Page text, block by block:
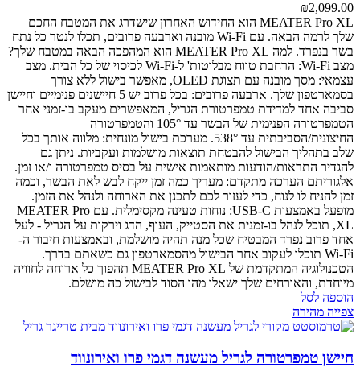
₪2,099.00
MEATER Pro XL הוא החידוש האחרון שישדרג את המטבח החכם
שלך לרמה הבאה. עם Wi-Fi מובנה וארבעה פרובים, תכלו לנטר כל נתח
בשר בנפרד. למה MEATER Pro XL הוא המהפכה הבאה במטבח שלך?
מצב Wi-Fi: הרחבת טווח מבלוטות' ל-Wi-Fi לכיסוי של כל הבית.
מצב
עצמאי: מסך מובנה עם תצוגת OLED, מאפשר בישול ללא צורך
בסמארטפון שלך.
ארבעה פרובים: בכל פרוב יש 5 חיישנים פנימיים וחיישן
סביבה אחד למדידת טמפרטורת הגריל, המאפשרים מעקב בו-זמני אחר
הטמפרטורה הפנימית של הבשר עד 105° והטמפרטורה
החיצונית/הסביבתית עד 538°.
מערכת בישול מונחית: מלווה אותך בכל
שלב בתהליך הבישול להבטחת תוצאות מושלמות ועקביות. ניתן גם
להגדיר התראות/הודעות מותאמות אישית על בסיס טמפרטורה ו/או זמן.
אלגוריתם הערכה מתקדם: מעריך כמה זמן ייקח לבש לאת הבשר, וכמה
זמן להניח לו לנוח, כדי לעזור לכם לתכנן את הארוחה ולנהל את הזמן.
מופעל באמצעות USB-C: נוחות טעינה מקסימלית.
עם MEATER Pro
XL, תוכל לנהל בו-זמנית את הסטייק, העוף, הדג וירקות על הגריל - לעל
אחד פרוב נפרד המבטיח שכל מנה תהיה מושלמת, ובאמצעות חיבור ה-
Wi-Fi תוכלו לעקוב אחר הבישול מהסמארטפון גם כשאתם בדרך.
הטכנולוגיה המתקדמת של MEATER Pro XL תהפוך כל ארוחה לחוויה
מיוחדת, והאורחים שלך ישאלו מהו הסוד לבישול כה מושלם.
הוספה לסל
צפייה מהירה
חיישן טמפרטורה לגריל מעשנה דגמי פרו ואירונווד